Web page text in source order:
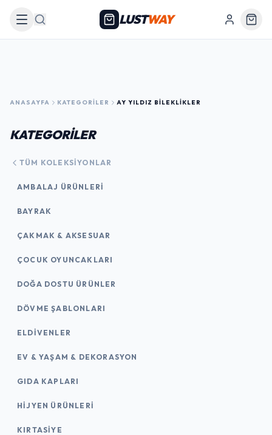
Arama LUSTWAY
ANASAYFA KATEGORILER AY YILDIZ BILEKLIKLER
KATEGORİLER
TÜM KOLEKSIYONLAR
AMBALAJ ÜRÜNLERI
BAYRAK
ÇAKMAK & AKSESUAR
ÇOCUK OYUNCAKLARI
DOĞA DOSTU ÜRÜNLER
DÖVME ŞABLONLARI
ELDIVENLER
EV & YAŞAM & DEKORASYON
GIDA KAPLARI
HIJYEN ÜRÜNLERI
KIRTASİYE